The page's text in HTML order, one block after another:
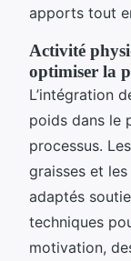
apports tout
Activité
optimiser la
L’intégration
poids dans le
processus.
graisses et les
adaptés
techniques
motivation,